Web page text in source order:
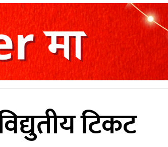
टिकट